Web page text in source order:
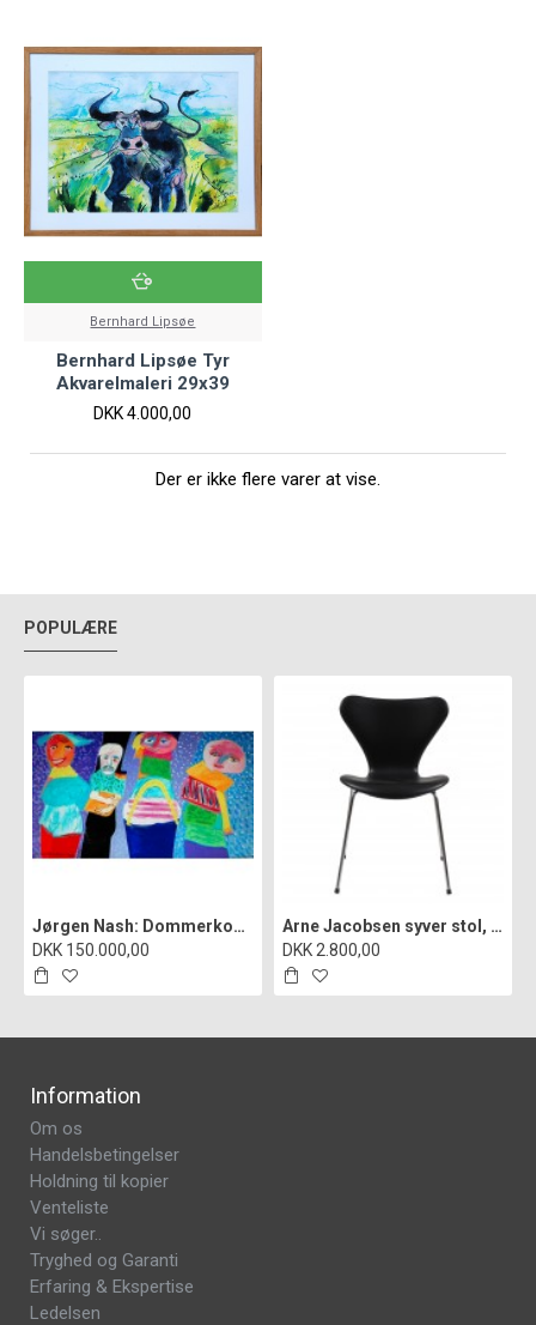
Bernhard Lipsøe
Bernhard Lipsøe Tyr
Akvarelmaleri 29x39
DKK 4.000,00
Der er ikke flere varer at vise.
POPULÆRE
Jørgen Nash: Dommerkomiteen i Statens hemmelige kunstfond", cd
DKK 150.000,00
Arne Jacobsen syver stol, 3107, nypolstret i sort classic læder
DKK 2.800,00
Information
Om os
Handelsbetingelser
Holdning til kopier
Venteliste
Vi søger..
Tryghed og Garanti
Erfaring & Ekspertise
Ledelsen